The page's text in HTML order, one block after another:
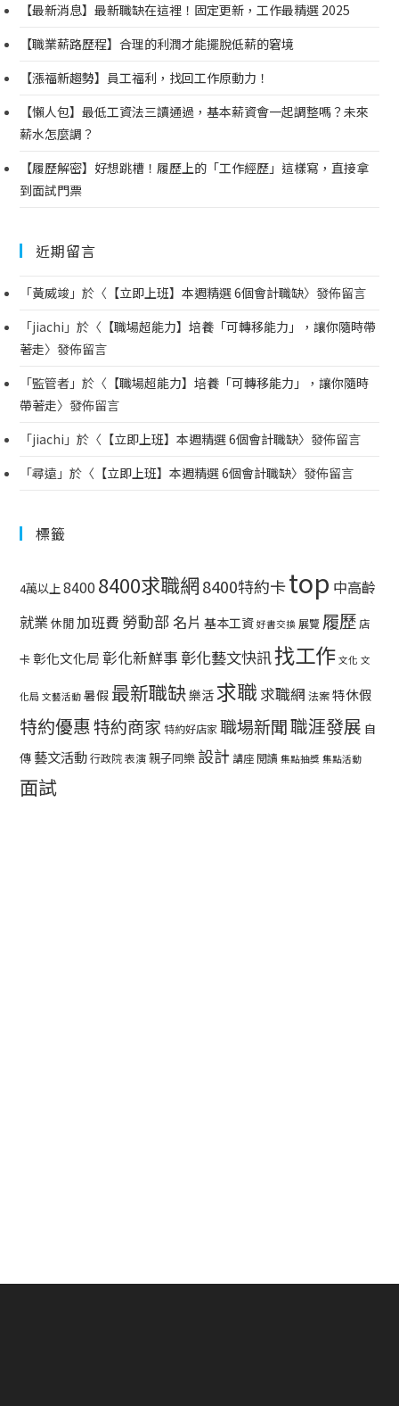
【最新消息】最新職缺在這裡！固定更新，工作最精選 2025
【職業薪路歷程】合理的利潤才能擺脫低薪的窘境
【漲福新趨勢】員工福利，找回工作原動力！
【懶人包】最低工資法三讀通過，基本薪資會一起調整嗎？未來
薪水怎麼調？
【履歷解密】好想跳槽！履歷上的「工作經歷」這樣寫，直接拿
到面試門票
近期留言
「黃威竣 」於〈 【立即上班】本週精選 6個會計職缺〉發佈留言
「jiachi 」於〈 【職場超能力】培養「可轉移能力」，讓你隨時帶
著走〉發佈留言
「監管者 」於〈 【職場超能力】培養「可轉移能力」，讓你隨時
帶著走〉發佈留言
「jiachi 」於〈 【立即上班】本週精選 6個會計職缺〉發佈留言
「尋遠 」於〈 【立即上班】本週精選 6個會計職缺〉發佈留言
標籤
4萬以上8400 8400求職網8400特約卡top 中高齡
就業休閒加班費 勞動部 名片 基本工資 好書交換 展覽 履歷店
卡彰化文化局 彰化新鮮事 彰化藝文快訊找工作 文化 文
化局 文藝活動 暑假 最新職缺樂活求職 求職網 法案特休假
特約優惠特約商家 特約好店家職場新聞職涯發展 自
傳 藝文活動行政院表演親子同樂 設計 講座閱讀 集點抽獎 集點活動
面試